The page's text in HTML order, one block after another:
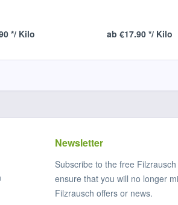
*/ Kilo ab €17.90 */ Kilo
Newsletter
Subscribe to the free
ensure that you will no longer
Filzrausch offers or news.